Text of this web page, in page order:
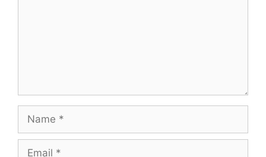
Name
Email